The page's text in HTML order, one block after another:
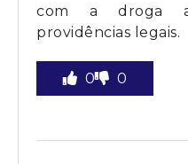
com a droga
providências legais.
0 0